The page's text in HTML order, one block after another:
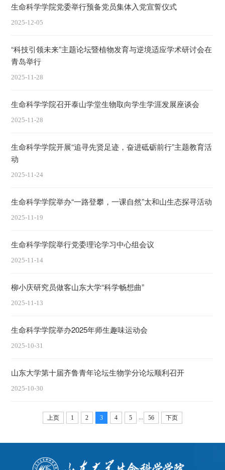
生命科学学院党委举行预备党员集体入党宣誓仪式
2025-12-05
“科技引领未来”主题论坛暨植物发育与逆境适应学术研讨会在
青岛举行
2025-11-28
生命科学学院召开泰山学堂生物取向学生学涯发展座谈会
2025-11-28
生命科学学院开展“追寻先贤足迹，奋进砥砺前行”主题教育活
动
2025-11-24
生命科学学院举办“一路登攀，一课自然”太和山生态探寻活动
2025-11-19
生命科学学院举行党委理论学习中心组会议
2025-11-14
柳小庆研究员做客山东大学“科学畅想曲”
2025-11-13
生命科学学院举办2025年师生趣味运动会
2025-10-31
山东大学第十届齐鲁青年论坛生物学分论坛顺利召开
2025-10-30
上页 1 2 3 4 5 56 下页